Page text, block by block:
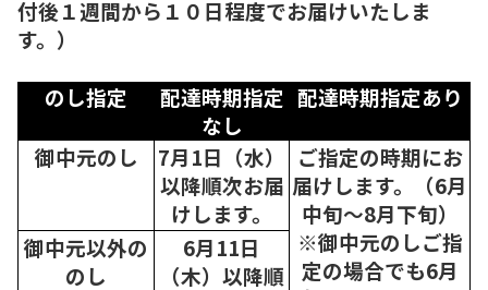
付後１週間から１０日程度でお届けいたしま
す。）
のし指定
配達時期指定
なし
配達時期指定あり
御中元のし
7月1日（水）
以降順次お届
けします。
ご指定の時期にお
届けします。（6月
中旬～8月下旬）
※御中元のしご指
定の場合でも6月
御中元以外の
のし
6月11日
（木）以降順